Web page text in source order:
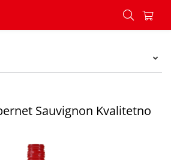
Cabernet Sauvignon kvalitetno vino
Sauvignon Kvalitetno